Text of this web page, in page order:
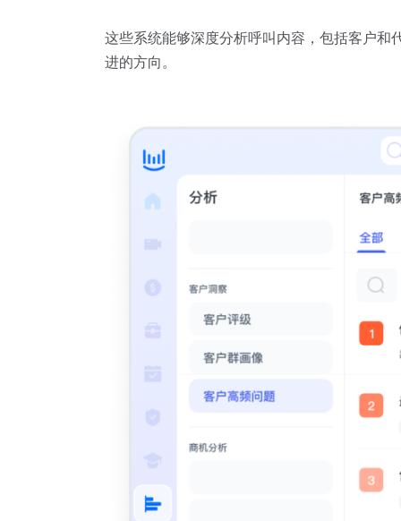
这些系统能够深度分析呼叫内容，包括客户和
进的方向。